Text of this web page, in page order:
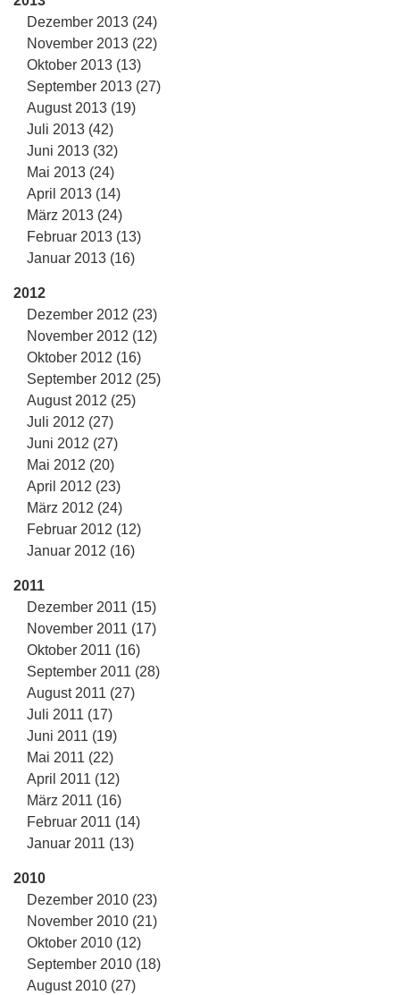
Dezember 2013 (24)
November 2013 (22)
Oktober 2013 (13)
September 2013 (27)
August 2013 (19)
Juli 2013 (42)
Juni 2013 (32)
Mai 2013 (24)
April 2013 (14)
März 2013 (24)
Februar 2013 (13)
Januar 2013 (16)
2012
Dezember 2012 (23)
November 2012 (12)
Oktober 2012 (16)
September 2012 (25)
August 2012 (25)
Juli 2012 (27)
Juni 2012 (27)
Mai 2012 (20)
April 2012 (23)
März 2012 (24)
Februar 2012 (12)
Januar 2012 (16)
2011
Dezember 2011 (15)
November 2011 (17)
Oktober 2011 (16)
September 2011 (28)
August 2011 (27)
Juli 2011 (17)
Juni 2011 (19)
Mai 2011 (22)
April 2011 (12)
März 2011 (16)
Februar 2011 (14)
Januar 2011 (13)
2010
Dezember 2010 (23)
November 2010 (21)
Oktober 2010 (12)
September 2010 (18)
August 2010 (27)